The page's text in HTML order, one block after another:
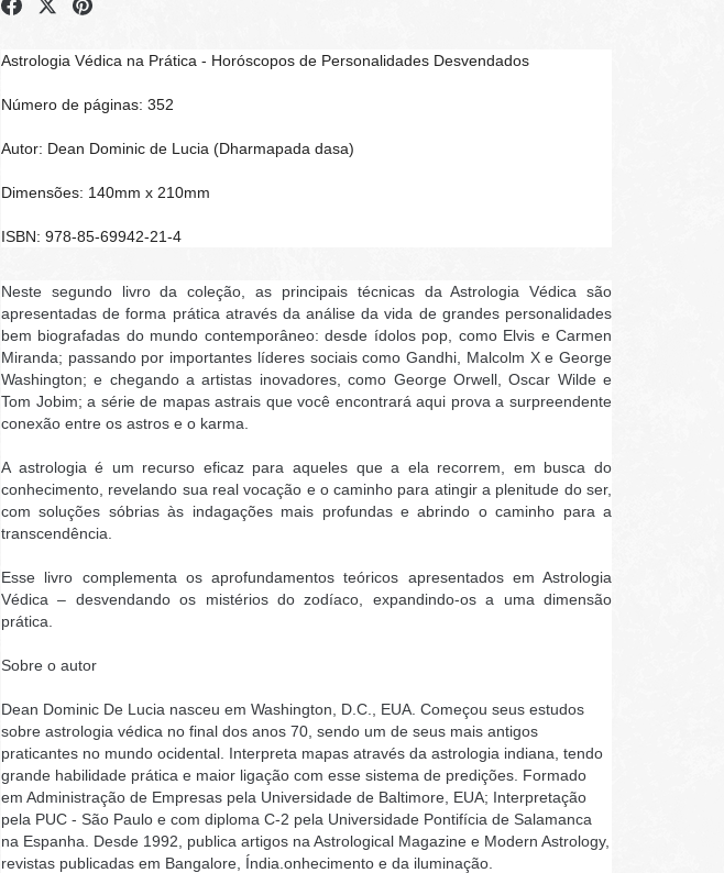
Astrologia Védica na Prática - Horóscopos de Personalidades Desvendados
Número de páginas: 352
Autor: Dean Dominic de Lucia (Dharmapada dasa)
Dimensões: 140mm x 210mm
ISBN: 978-85-69942-21-4
Neste segundo livro da coleção, as principais técnicas da Astrologia Védica são
apresentadas de forma prática através da análise da vida de grandes personalidades
bem biografadas do mundo contemporâneo: desde ídolos pop, como Elvis e Carmen
Miranda; passando por importantes líderes sociais como Gandhi, Malcolm X e George
Washington; e chegando a artistas inovadores, como George Orwell, Oscar Wilde e
Tom Jobim; a série de mapas astrais que você encontrará aqui prova a surpreendente
conexão entre os astros e o karma.
A astrologia é um recurso eficaz para aqueles que a ela recorrem, em busca do
conhecimento, revelando sua real vocação e o caminho para atingir a plenitude do ser,
com soluções sóbrias às indagações mais profundas e abrindo o caminho para a
transcendência.
Esse livro complementa os aprofundamentos teóricos apresentados em Astrologia
Védica – desvendando os mistérios do zodíaco, expandindo-os a uma dimensão
prática.
Sobre o autor
Dean Dominic De Lucia nasceu em Washington, D.C., EUA. Começou seus estudos
sobre astrologia védica no final dos anos 70, sendo um de seus mais antigos
praticantes no mundo ocidental. Interpreta mapas através da astrologia indiana, tendo
grande habilidade prática e maior ligação com esse sistema de predições. Formado
em Administração de Empresas pela Universidade de Baltimore, EUA; Interpretação
pela PUC - São Paulo e com diploma C-2 pela Universidade Pontifícia de Salamanca
na Espanha. Desde 1992, publica artigos na Astrological Magazine e Modern Astrology,
revistas publicadas em Bangalore, Índia. onhecimento e da iluminação.